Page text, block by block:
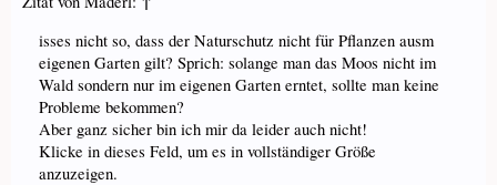
isses nicht so, dass der Naturschutz nicht für Pflanzen ausm
eigenen Garten gilt? Sprich: solange man das Moos nicht im
Wald sondern nur im eigenen Garten erntet, sollte man keine
Probleme bekommen?
Aber ganz sicher bin ich mir da leider auch nicht!
Klicke in dieses Feld, um es in vollständiger Größe
anzuzeigen.